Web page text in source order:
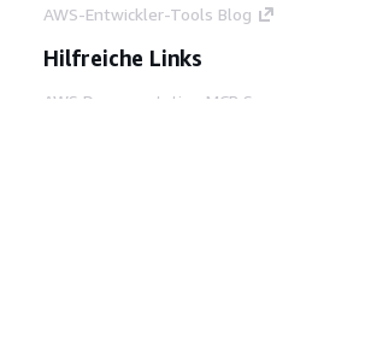
AWS-Entwickler-Tools Blog
Hilfreiche Links
AWS Documentation MCP Server